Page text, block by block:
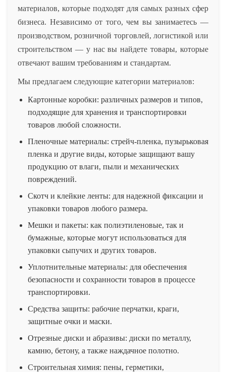
материалов, которые подходят для самых разных сфер
бизнеса. Независимо от того, чем вы занимаетесь —
производством, розничной торговлей, логистикой или
строительством — у нас вы найдете товары, которые
отвечают вашим требованиям и стандартам.
Мы предлагаем следующие категории материалов:
Картонные коробки: различных размеров и типов,
подходящие для хранения и транспортировки
товаров любой сложности.
Пленочные материалы: стрейч-пленка, пузырьковая
пленка и другие виды, которые защищают вашу
продукцию от влаги, пыли и механических
повреждений.
Скотч и клейкие ленты: для надежной фиксации и
упаковки товаров любого размера.
Мешки и пакеты: как полиэтиленовые, так и
бумажные, которые могут использоваться для
упаковки сыпучих и других товаров.
Уплотнительные материалы: для обеспечения
безопасности и сохранности товаров в процессе
транспортировки.
Средства защиты: рабочие перчатки, краги,
защитные очки и маски.
Отрезные диски и абразивы: диски по металлу,
камню, бетону, а также наждачное полотно.
Строительная химия: пены, герметики,